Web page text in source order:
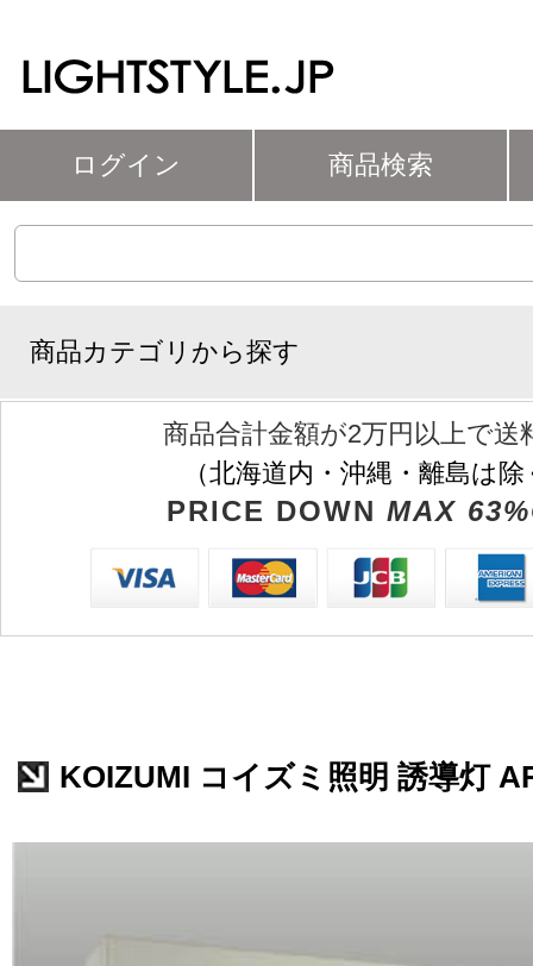
ログイン 商品検索
商品カテゴリから探す
商品合計金額が2万円以上で送
（北海道内・沖縄・離島は
PRICE DOWN MAX
KOIZUMI コイズミ照明 誘導灯